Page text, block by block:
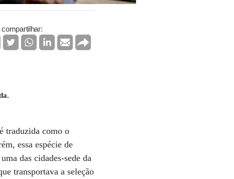
compartilhar:
traduzida como o
essa espécie de
das cidades-sede da
transportava a seleção